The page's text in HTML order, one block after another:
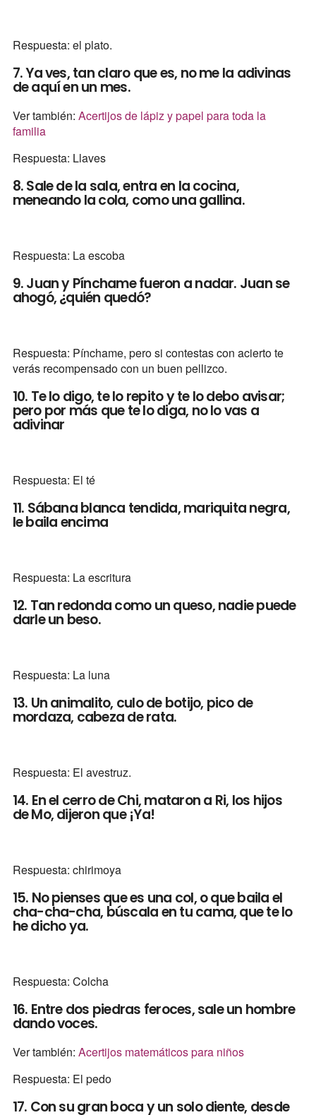
Respuesta: el plato.
7. Ya ves, tan claro que es, no me la adivinas
de aquí en un mes.
Ver también: Acertijos de lápiz y papel para toda la
familia
Respuesta: Llaves
8. Sale de la sala, entra en la cocina,
meneando la cola, como una gallina.
Respuesta: La escoba
9. Juan y Pínchame fueron a nadar. Juan se
ahogó, ¿quién quedó?
Respuesta: Pínchame, pero si contestas con acierto te
verás recompensado con un buen pellizco.
10. Te lo digo, te lo repito y te lo debo avisar;
pero por más que te lo diga, no lo vas a
adivinar
Respuesta: El té
11. Sábana blanca tendida, mariquita negra,
le baila encima
Respuesta: La escritura
12. Tan redonda como un queso, nadie puede
darle un beso.
Respuesta: La luna
13. Un animalito, culo de botijo, pico de
mordaza, cabeza de rata.
Respuesta: El avestruz.
14. En el cerro de Chi, mataron a Ri, los hijos
de Mo, dijeron que ¡Ya!
Respuesta: chirimoya
15. No pienses que es una col, o que baila el
cha-cha-cha, búscala en tu cama, que te lo
he dicho ya.
Respuesta: Colcha
16. Entre dos piedras feroces, sale un hombre
dando voces.
Ver también: Acertijos matemáticos para niños
Respuesta: El pedo
17. Con su gran boca y un solo diente, desde